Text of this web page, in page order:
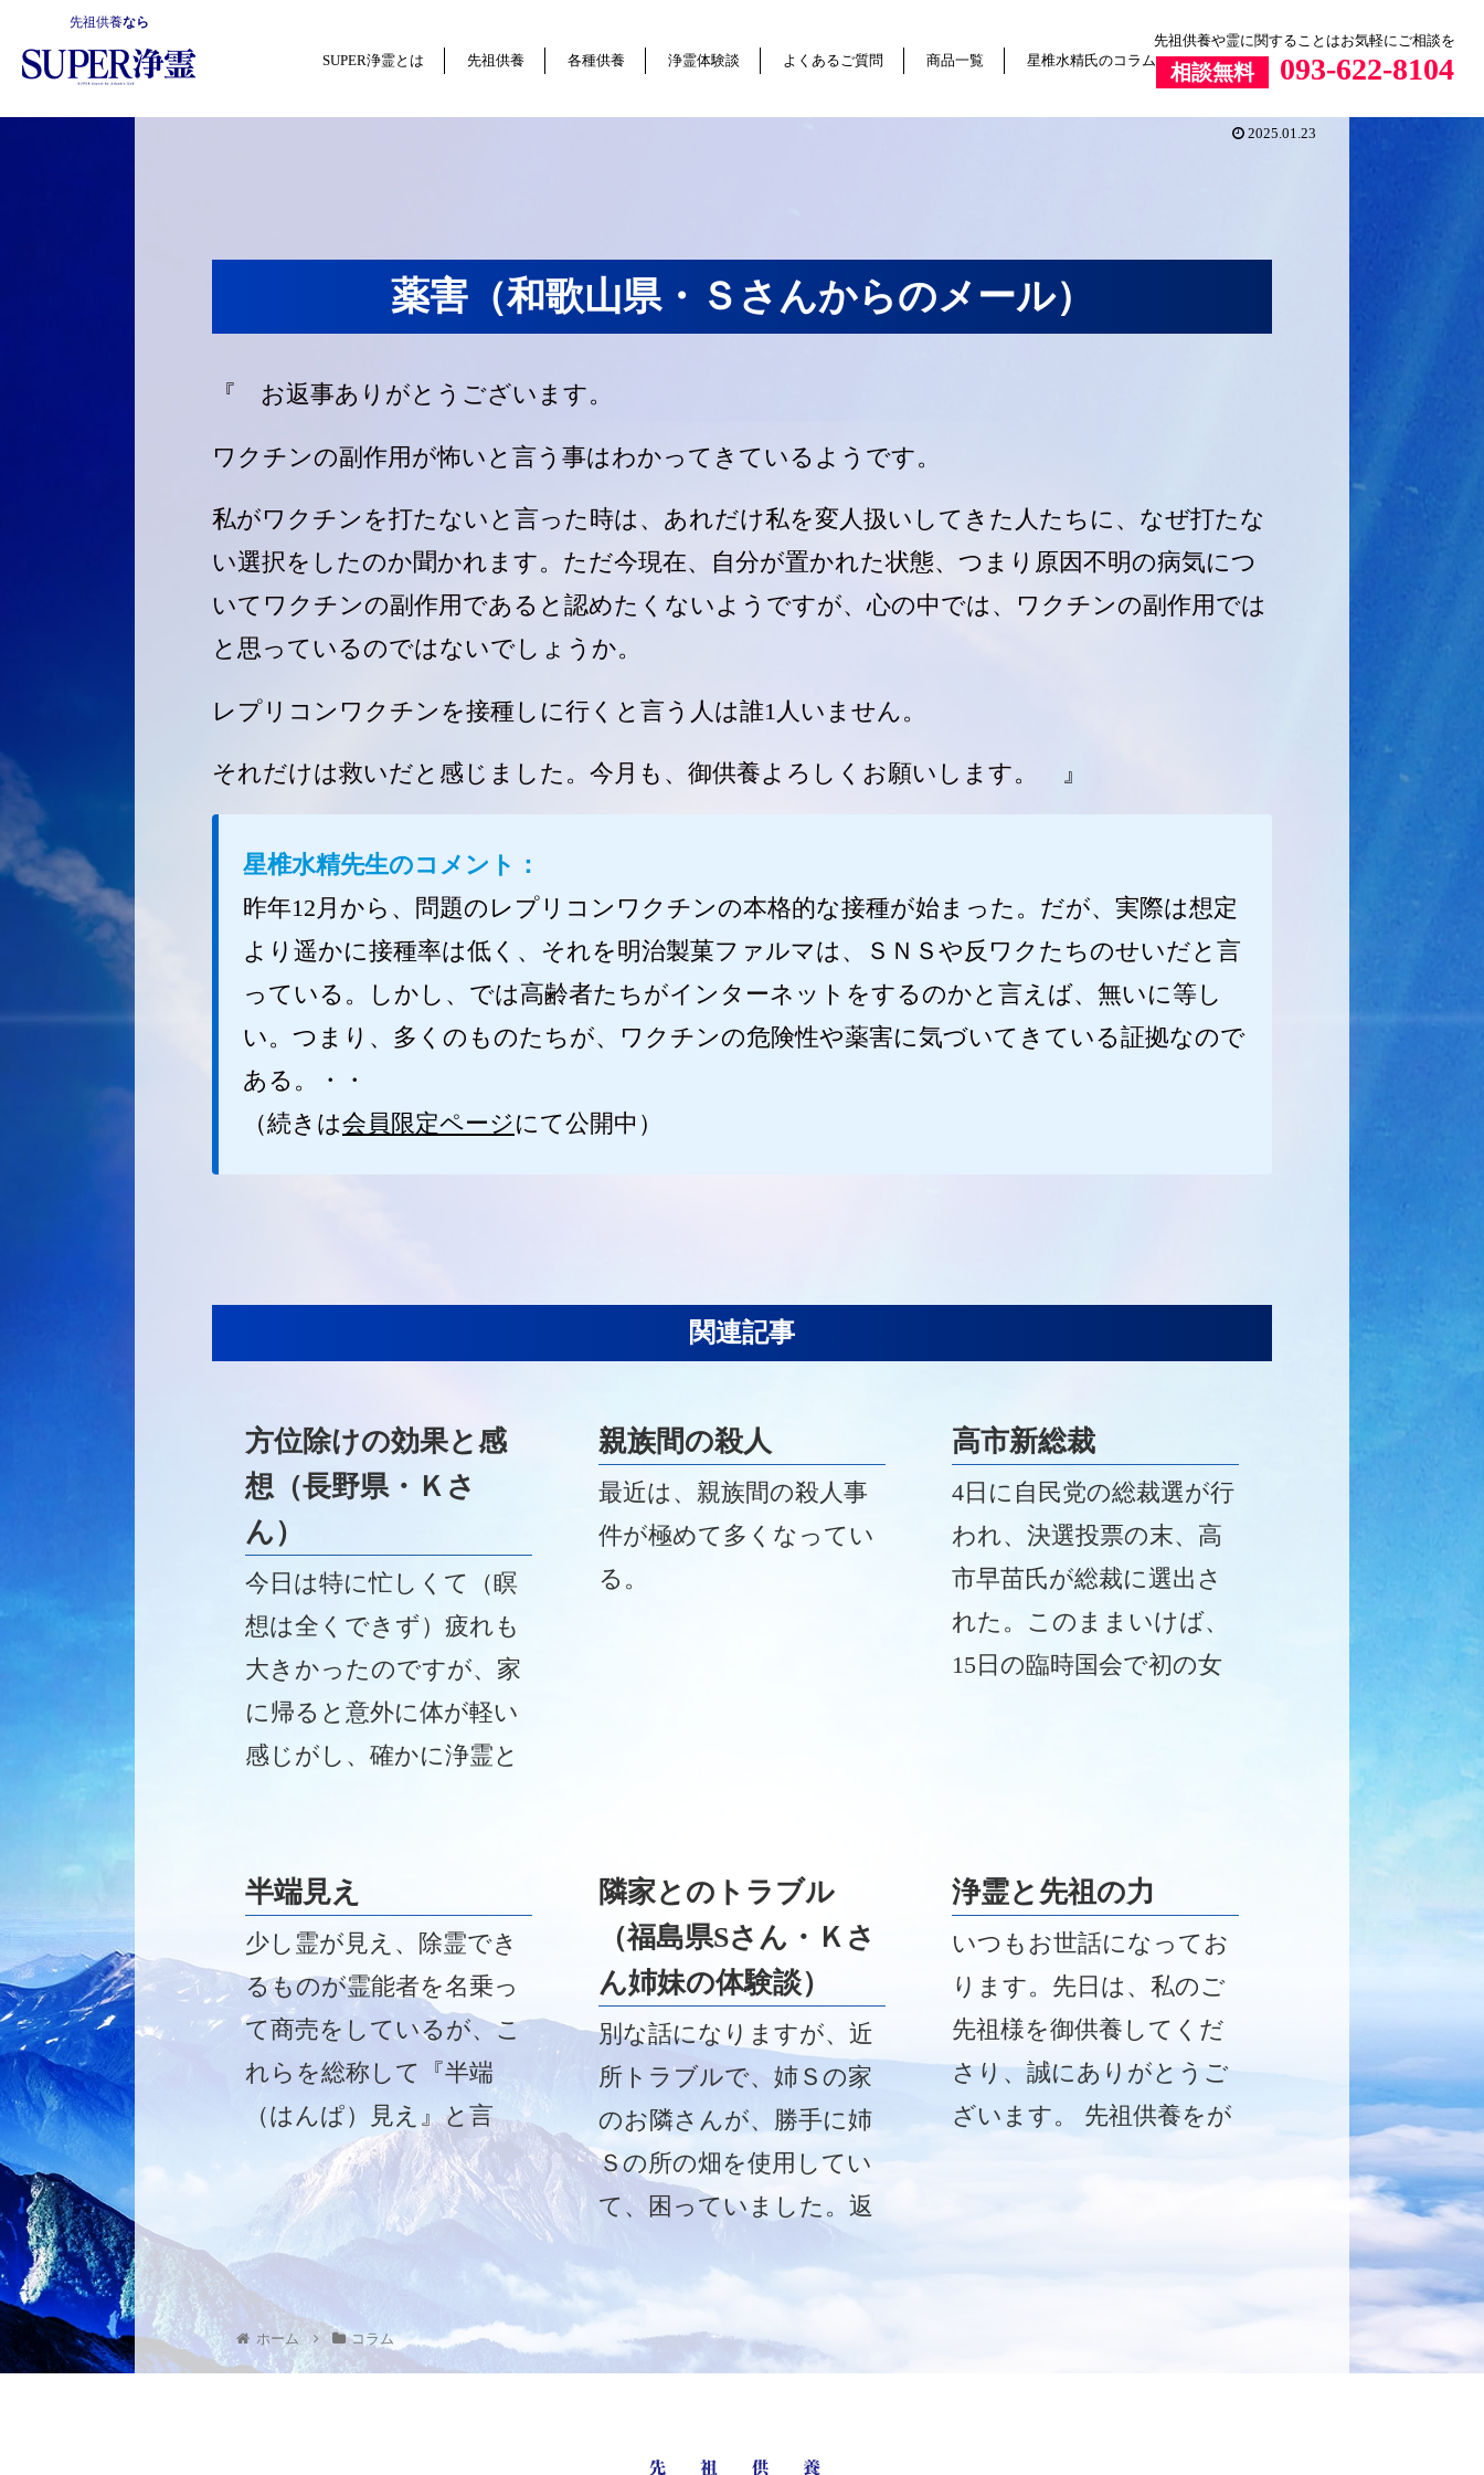
先祖供養なら
SUPER浄霊とは 先祖供養 各種供養 浄霊体験談 よくあるご質問 商品一覧 星椎水精氏のコラム
先祖供養や霊に関することはお気軽にご相談を
相談無料 093-622-8104
2025.01.23
薬害（和歌山県・Ｓさんからのメール）
『 お返事ありがとうございます。
ワクチンの副作用が怖いと言う事はわかってきているようです。
私がワクチンを打たないと言った時は、あれだけ私を変人扱いしてきた人たちに、なぜ打たな
い選択をしたのか聞かれます。ただ今現在、自分が置かれた状態、つまり原因不明の病気につ
いてワクチンの副作用であると認めたくないようですが、心の中では、ワクチンの副作用では
と思っているのではないでしょうか。
レプリコンワクチンを接種しに行くと言う人は誰1人いません。
それだけは救いだと感じました。今月も、御供養よろしくお願いします。 』
星椎水精先生のコメント：
昨年12月から、問題のレプリコンワクチンの本格的な接種が始まった。だが、実際は想定
より遥かに接種率は低く、それを明治製菓ファルマは、ＳＮＳや反ワクたちのせいだと言
っている。しかし、では高齢者たちがインターネットをするのかと言えば、無いに等し
い。つまり、多くのものたちが、ワクチンの危険性や薬害に気づいてきている証拠なので
ある。・・
（続きは会員限定ページにて公開中）
関連記事
方位除けの効果と感
想（長野県・Ｋさ
ん）
今日は特に忙しくて（瞑
想は全くできず）疲れも
大きかったのですが、家
に帰ると意外に体が軽い
感じがし、確かに浄霊と
うございました。
親族間の殺人
最近は、親族間の殺人事
件が極めて多くなってい
る。
高市新総裁
4日に自民党の総裁選が行
われ、決選投票の末、高
市早苗氏が総裁に選出さ
れた。このままいけば、
15日の臨時国会で初の女
半端見え
少し霊が見え、除霊でき
るものが霊能者を名乗っ
て商売をしているが、こ
れらを総称して『半端
（はんぱ）見え』と言
隣家とのトラブル
（福島県Sさん・Ｋさ
ん姉妹の体験談）
別な話になりますが、近
所トラブルで、姉Ｓの家
のお隣さんが、勝手に姉
Ｓの所の畑を使用してい
て、困っていました。返
までは盗られてしまうの
ではと大変困っていまし
たが、浄霊日である本
浄霊と先祖の力
いつもお世話になってお
ります。先日は、私のご
先祖様を御供養してくだ
さり、誠にありがとうご
ざいます。 先祖供養をが
ホーム コラム